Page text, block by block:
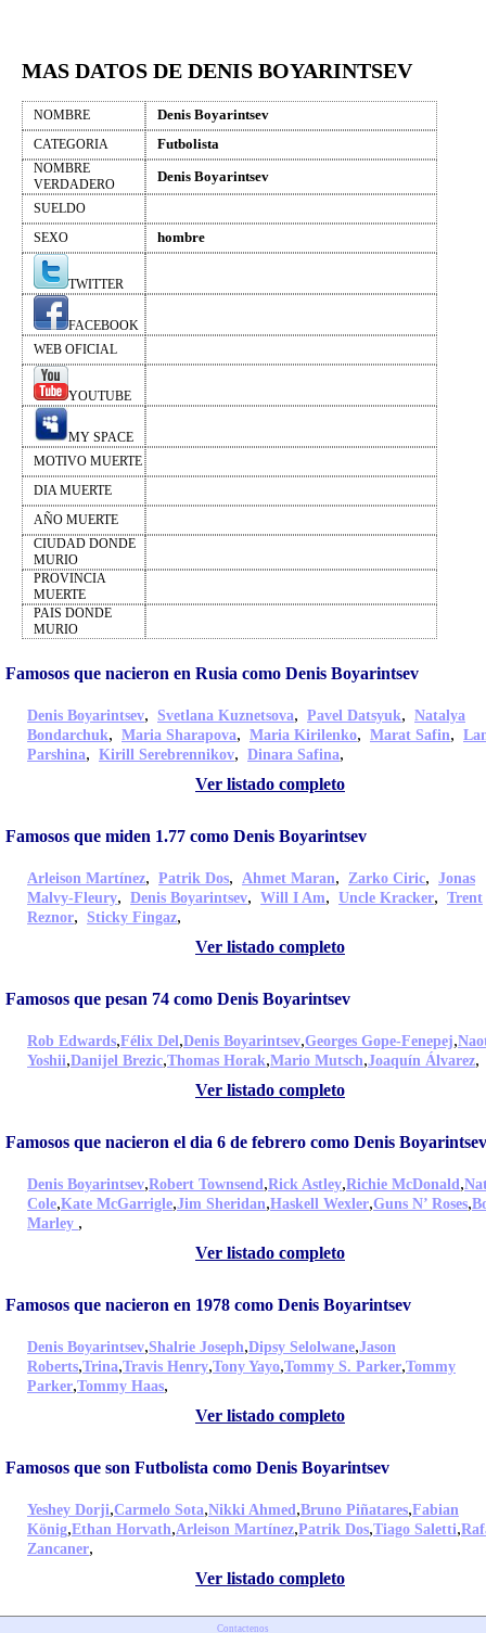
MAS DATOS DE DENIS BOYARINTSEV
NOMBRE Denis Boyarintsev
CATEGORIA Futbolista
NOMBRE
VERDADERO
Denis Boyarintsev
SUELDO
SEXO
hombre
TWITTER
FACEBOOK
WEB OFICIAL
YOUTUBE
MY SPACE
MOTIVO MUERTE
DIA MUERTE
AÑO MUERTE
CIUDAD DONDE
MURIO
PROVINCIA
MUERTE
PAIS DONDE
MURIO
Famosos que nacieron en Rusia como Denis Boyarintsev
Denis Boyarintsev, Svetlana Kuznetsova, Pavel Datsyuk, Natalya
Bondarchuk, Maria Sharapova, Maria Kirilenko, Marat Safin,
Parshina, Kirill Serebrennikov, Dinara Safina,
Ver listado completo
Famosos que miden 1.77 como Denis Boyarintsev
Arleison Martínez, Patrik Dos, Ahmet Maran, Zarko Ciric, Jonas
Malvy-Fleury, Denis Boyarintsev, Will I Am, Uncle Kracker, Trent
Reznor, Sticky Fingaz,
Ver listado completo
Famosos que pesan 74 como Denis Boyarintsev
Rob Edwards,Félix Del,Denis Boyarintsev,Georges Gope-Fenepej,
Yoshii,Danijel Brezic,Thomas Horak,Mario Mutsch,Joaquín Álvarez,
Ver listado completo
Famosos que nacieron el dia 6 de febrero como Denis Boyarintsev
Denis Boyarintsev,Robert Townsend,Rick Astley,Richie McDonald,
Cole,Kate McGarrigle,Jim Sheridan,Haskell Wexler,Guns N’ Roses,
Marley ,
Ver listado completo
Famosos que nacieron en 1978 como Denis Boyarintsev
Denis Boyarintsev,Shalrie Joseph,Dipsy Selolwane,Jason
Roberts,Trina,Travis Henry,Tony Yayo,Tommy S. Parker,Tommy
Parker,Tommy Haas,
Ver listado completo
Famosos que son Futbolista como Denis Boyarintsev
Yeshey Dorji,Carmelo Sota,Nikki Ahmed,Bruno Piñatares,Fabian
König,Ethan Horvath,Arleison Martínez,Patrik Dos,Tiago Saletti,
Zancaner,
Ver listado completo
Contactenos